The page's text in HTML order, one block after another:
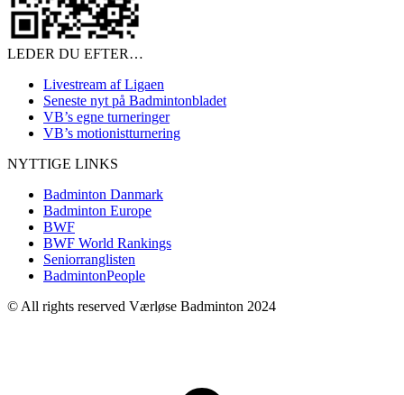
LEDER DU EFTER…
Livestream af Ligaen
Seneste nyt på Badmintonbladet
VB’s egne turneringer
VB’s motionistturnering
NYTTIGE LINKS
Badminton Danmark
Badminton Europe
BWF
BWF World Rankings
Seniorranglisten
BadmintonPeople
© All rights reserved Værløse Badminton 2024